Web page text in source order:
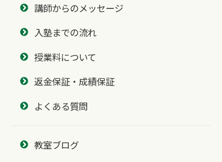
講師からのメッセージ
入塾までの流れ
授業料について
返金保証・成績保証
よくある質問
教室ブログ